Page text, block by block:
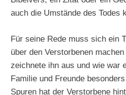
auch die Umstände des Todes
Für seine Rede muss sich ein
über den Verstorbenen
zeichnete ihn aus und wie war
Familie und Freunde
Spuren hat der Verstorbene